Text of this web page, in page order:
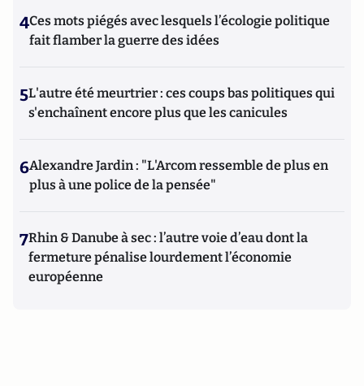
4Ces mots piégés avec lesquels l’écologie politique
fait flamber la guerre des idées
5L'autre été meurtrier : ces coups bas politiques qui
s'enchaînent encore plus que les canicules
6Alexandre Jardin : "L'Arcom ressemble de plus en
plus à une police de la pensée"
7Rhin & Danube à sec : l’autre voie d’eau dont la
fermeture pénalise lourdement l’économie
européenne